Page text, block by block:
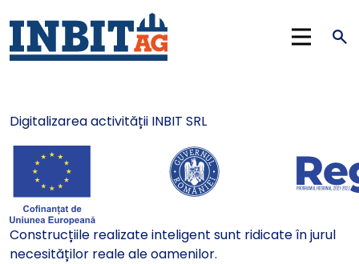
Digitalizarea activității INBIT SRL
Construcțiile realizate inteligent sunt ridicate în jurul
necesităților reale ale oamenilor.